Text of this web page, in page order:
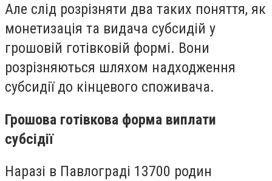
Але слід розрізняти два таких поняття, як
монетизація та видача субсидій у
грошовій готівковій формі. Вони
розрізняються шляхом надходження
субсидії до кінцевого споживача.
Грошова готівкова форма виплати
субсідії
Наразі в Павлограді 13700 родин